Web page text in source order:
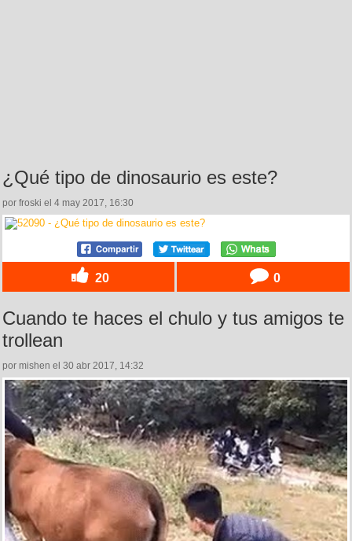
¿Qué tipo de dinosaurio es este?
por froski el 4 may 2017, 16:30
20 0
Cuando te haces el chulo y tus amigos te
trollean
por mishen el 30 abr 2017, 14:32